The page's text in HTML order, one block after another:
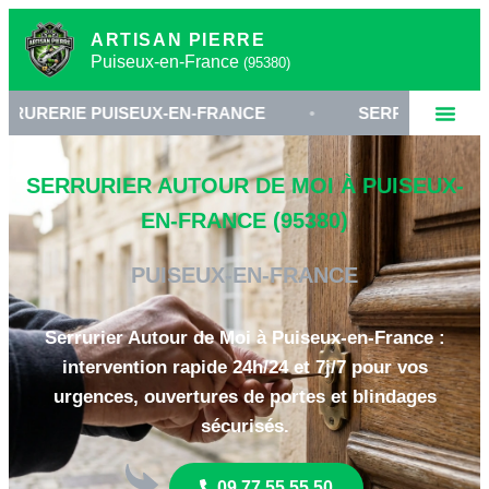
ARTISAN PIERRE
Puiseux-en-France (95380)
EN-FRANCE • SERRURIER VAL-D'OISE
SERRURIER AUTOUR DE MOI À PUISEUX-
EN-FRANCE (95380)
PUISEUX-EN-FRANCE
Serrurier Autour de Moi à Puiseux-en-France :
intervention rapide 24h/24 et 7j/7 pour vos
urgences, ouvertures de portes et blindages
sécurisés.